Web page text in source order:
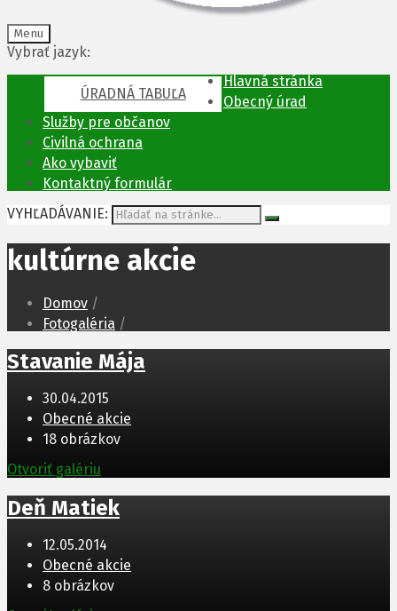
Menu
Vybrať jazyk:
ÚRADNÁ TABUĽA
Hlavná stránka
Obecný úrad
Služby pre občanov
Civilná ochrana
Ako vybaviť
Kontaktný formulár
VYHĽADÁVANIE:
kultúrne akcie
Domov /
Fotogaléria /
Stavanie Mája
30.04.2015
Obecné akcie
18 obrázkov
Otvoriť galériu
Deň Matiek
12.05.2014
Obecné akcie
8 obrázkov